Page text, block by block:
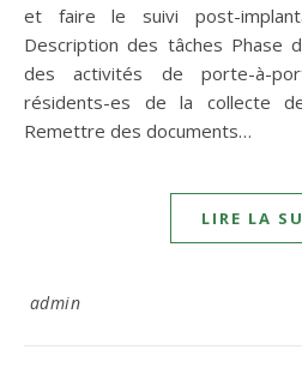
et faire le suivi post-
Description des tâches Phase
des activités de porte-à-
résidents-es de la collecte
Remettre des documents…
LIRE LA
admin